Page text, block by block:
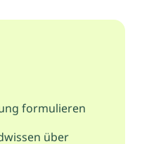
formulieren
über